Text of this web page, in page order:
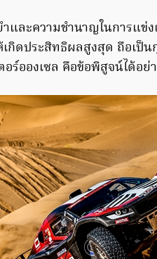
ละความชำนาญในการแข่
กิดประสิทธิผลสูงสุด ถือเป็
ร์อองเซล คือข้อพิสูจน์ได้อย่